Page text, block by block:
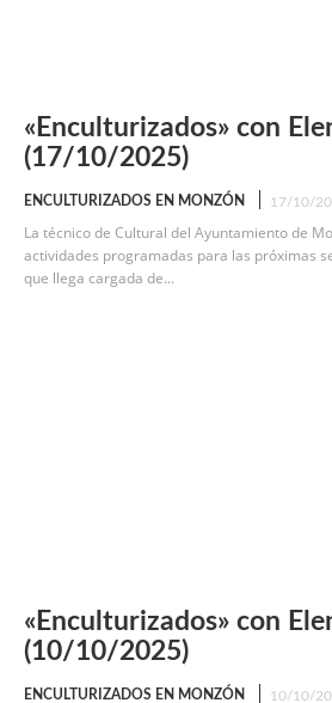
«Enculturizados» con
(17/10/2025)
ENCULTURIZADOS EN MONZÓN 17/10/
La técnico de Cultural del Ayuntamiento de
actividades programadas para las próximas
que llega cargada de...
«Enculturizados» con
(10/10/2025)
ENCULTURIZADOS EN MONZÓN 10/10/